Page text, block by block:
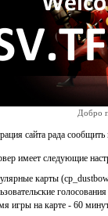
Добро
сайта рада
имеет следующие
карты
игры на карте - 60